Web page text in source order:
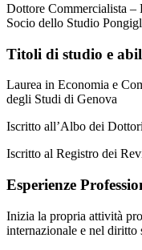
Dottore Commercialista –
Socio dello Studio
Titoli di studio e
Laurea in Economia e
degli Studi di Genova
Iscritto all’Albo dei
Iscritto al Registro dei
Esperienze
Inizia la propria attività
internazionale e nel diritto